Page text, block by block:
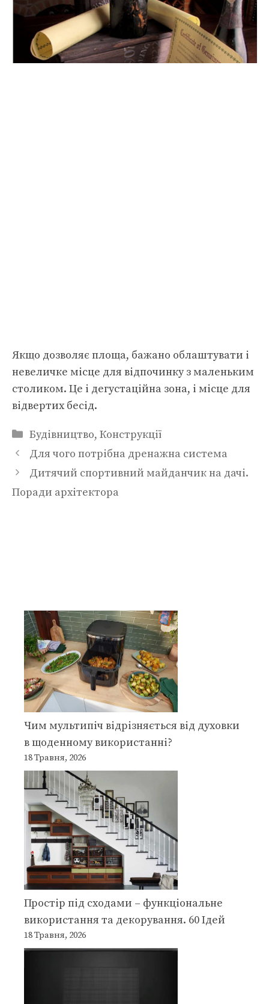
Якщо дозволяє площа, бажано облаштувати і
невеличке місце для відпочинку з маленьким
столиком. Це і дегустаційна зона, і місце для
відвертих бесід.
Категорії
Будівництво, Конструкції
Для чого потрібна дренажна система
Дитячий спортивний майданчик на дачі.
Поради архітектора
Чим мультипіч відрізняється від духовки
в щоденному використанні?
18 Травня, 2026
Простір під сходами – функціональне
використання та декорування. 60 Ідей
18 Травня, 2026